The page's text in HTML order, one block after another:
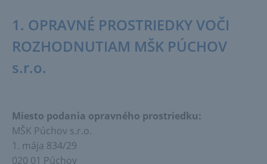
1. OPRAVNÉ PROSTRIEDKY VOČI
ROZHODNUTIAM MŠK PÚCHOV
s.r.o.
Miesto podania opravného prostriedku:
MŠK Púchov s.r.o.
1. mája 834/29
020 01 Púchov